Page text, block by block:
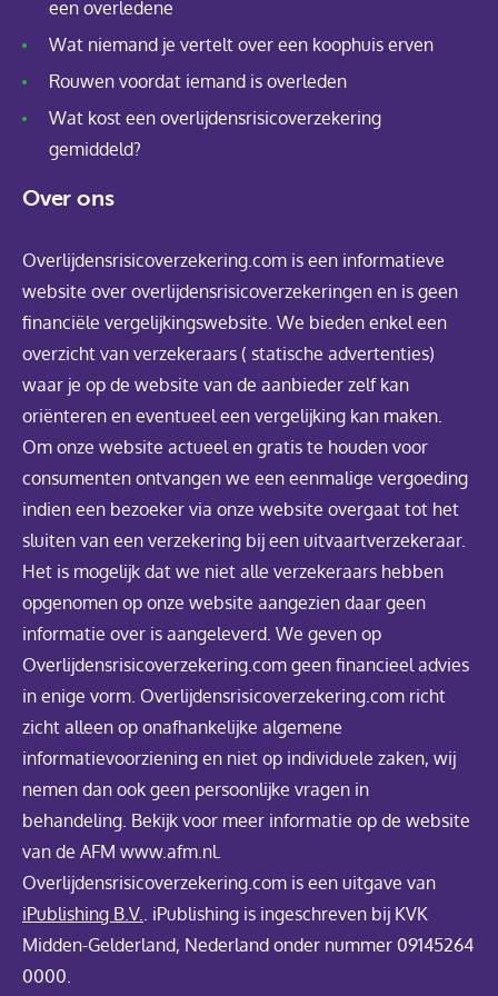
een overledene
Wat niemand je vertelt over een koophuis erven
Rouwen voordat iemand is overleden
Wat kost een overlijdensrisicoverzekering
gemiddeld?
Over ons
Overlijdensrisicoverzekering.com is een informatieve
website over overlijdensrisicoverzekeringen en is geen
financiële vergelijkingswebsite. We bieden enkel een
overzicht van verzekeraars ( statische advertenties)
waar je op de website van de aanbieder zelf kan
oriënteren en eventueel een vergelijking kan maken.
Om onze website actueel en gratis te houden voor
consumenten ontvangen we een eenmalige vergoeding
indien een bezoeker via onze website overgaat tot het
sluiten van een verzekering bij een uitvaartverzekeraar.
Het is mogelijk dat we niet alle verzekeraars hebben
opgenomen op onze website aangezien daar geen
informatie over is aangeleverd. We geven op
Overlijdensrisicoverzekering.com geen financieel advies
in enige vorm. Overlijdensrisicoverzekering.com richt
zicht alleen op onafhankelijke algemene
informatievoorziening en niet op individuele zaken, wij
nemen dan ook geen persoonlijke vragen in
behandeling. Bekijk voor meer informatie op de website
van de AFM www.afm.nl.
Overlijdensrisicoverzekering.com is een uitgave van
iPublishing B.V.. iPublishing is ingeschreven bij KVK
Midden-Gelderland, Nederland onder nummer 09145264
0000.